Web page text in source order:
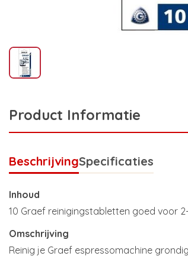
Product Informatie
BeschrijvingSpecificaties
Inhoud
10 Graef reinigingstabletten goed voor
Omschrijving
Reinig je Graef espressomachine